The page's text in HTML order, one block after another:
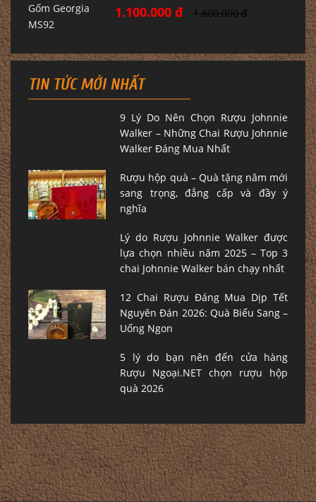
1.100.000 đ 1.600.000 đ
TIN TỨC MỚI NHẤT
9 Lý Do Nên Chọn Rượu Johnnie
Walker – Những Chai Rượu Johnnie
Walker Đáng Mua Nhất
Rượu hộp quà – Quà tặng năm mới
sang trọng, đẳng cấp và đầy ý
nghĩa
Lý do Rượu Johnnie Walker được
lựa chọn nhiều năm 2025 – Top 3
chai Johnnie Walker bán chạy nhất
12 Chai Rượu Đáng Mua Dịp Tết
Nguyên Đán 2026: Quà Biếu Sang –
Uống Ngon
5 lý do bạn nên đến cửa hàng
Rượu Ngoại.NET chọn rượu hộp
quà 2026